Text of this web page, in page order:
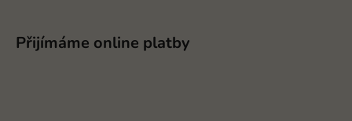
Přijímáme online platby